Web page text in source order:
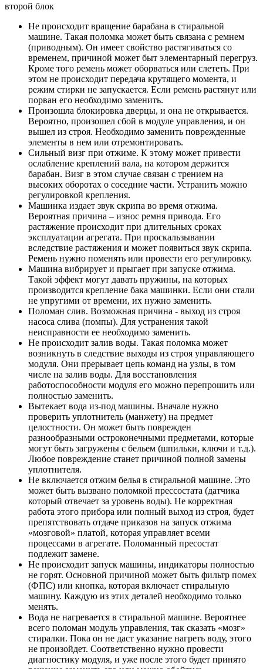
второй блок
Не происходит вращение барабана в стиральной
машине. Такая поломка может быть связана с ремнем
(приводным). Он имеет свойство растягиваться со
временем, причиной может быт элементарный перегруз.
Кроме того ремень может оборваться или слететь. При
этом не происходит передача крутящего момента, и
режим стирки не запускается. Если ремень растянут или
порван его необходимо заменить.
Произошла блокировка дверцы, и она не открывается.
Вероятно, произошел сбой в модуле управления, и он
вышел из строя. Необходимо заменить поврежденные
элементы в нем или отремонтировать.
Сильный визг при отжиме. К этому может привести
ослабление креплений вала, на котором держится
барабан. Визг в этом случае связан с трением на
высоких оборотах о соседние части. Устранить можно
регулировкой крепления.
Машинка издает звук скрипа во время отжима.
Вероятная причина – износ ремня привода. Его
растяжение происходит при длительных сроках
эксплуатации агрегата. При проскальзывании
вследствие растяжения и может появиться звук скрипа.
Ремень нужно поменять или провести его регулировку.
Машина вибрирует и прыгает при запуске отжима.
Такой эффект могут давать пружины, на которых
производится крепление бака машинки. Если они стали
не упругими от времени, их нужно заменить.
Поломан слив. Возможная причина - выход из строя
насоса слива (помпы). Для устранения такой
неисправности ее необходимо заменить.
Не происходит залив воды. Такая поломка может
возникнуть в следствие выходы из строя управляющего
модуля. Они прерывает цепь команд на узлы, в том
числе на залив воды. Для восстановления
работоспособности модуля его можно перепрошить или
полностью заменить.
Вытекает вода из-под машины. Вначале нужно
проверить уплотнитель (манжету) на предмет
целостности. Он может быть поврежден
разнообразными остроконечными предметами, которые
могут быть загружены с бельем (шпильки, ключи и т.д.).
Любое повреждение станет причиной полной замены
уплотнителя.
Не включается отжим белья в стиральной машине. Это
может быть вызвано поломкой прессостата (датчика
который отвечает за уровень воды). Не корректная
работа этого прибора или полный выход из строя, будет
препятствовать отдаче приказов на запуск отжима
«мозговой» платой, которая управляет всеми
процессами в агрегате. Поломанный пресостат
подлежит замене.
Не происходит запуск машины, индикаторы полностью
не горят. Основной причиной может быть фильтр помех
(ФПС) или кнопка, которая включает стиральную
машину. Каждую из этих деталей необходимо только
менять.
Вода не нагревается в стиральной машине. Вероятнее
всего поломан модуль управления, так сказать «мозг»
стиралки. Пока он не даст указание нагреть воду, этого
не произойдет. Соответственно нужно провести
диагностику модуля, и уже после этого будет принято